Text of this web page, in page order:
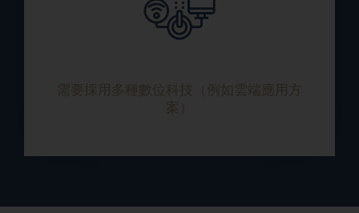
需要採用多種數位科技（例如雲端應用方
案）